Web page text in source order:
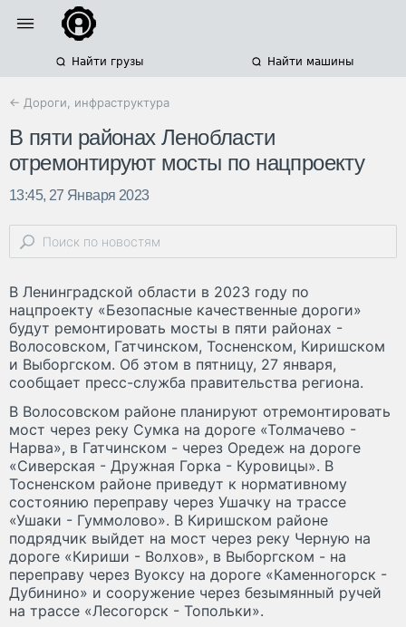
Найти грузы Найти машины
← Дороги, инфраструктура
В пяти районах Ленобласти
отремонтируют мосты по нацпроекту
13:45, 27 Января 2023
В Ленинградской области в 2023 году по
нацпроекту «Безопасные качественные дороги»
будут ремонтировать мосты в пяти районах -
Волосовском, Гатчинском, Тосненском, Киришском
и Выборгском. Об этом в пятницу, 27 января,
сообщает пресс-служба правительства региона.
В Волосовском районе планируют отремонтировать
мост через реку Сумка на дороге «Толмачево -
Нарва», в Гатчинском - через Оредеж на дороге
«Сиверская - Дружная Горка - Куровицы». В
Тосненском районе приведут к нормативному
состоянию переправу через Ушачку на трассе
«Ушаки - Гуммолово». В Киришском районе
подрядчик выйдет на мост через реку Черную на
дороге «Кириши - Волхов», в Выборгском - на
переправу через Вуоксу на дороге «Каменногорск -
Дубинино» и сооружение через безымянный ручей
на трассе «Лесогорск - Топольки».